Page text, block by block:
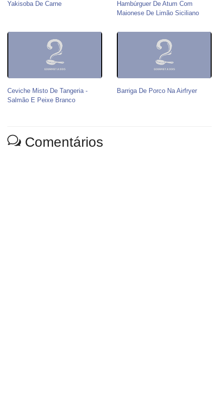
Yakisoba De Carne
Hambúrguer De Atum Com
Maionese De Limão Siciliano
Ceviche Misto De Tangeria -
Salmão E Peixe Branco
Barriga De Porco Na Airfryer
Comentários